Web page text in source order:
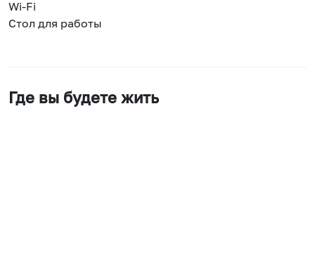
Wi-Fi
Стол для работы
Где вы будете жить